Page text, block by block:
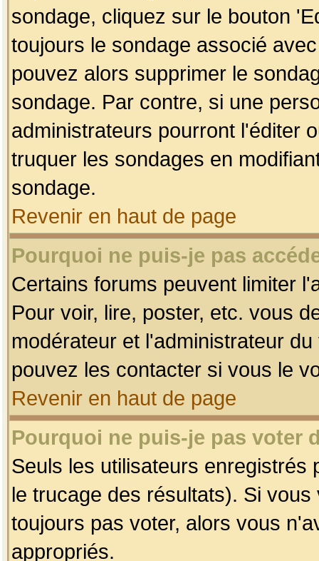
sondage, cliquez sur le bouton
toujours le sondage associé
pouvez alors supprimer le
sondage. Par contre, si une
administrateurs pourront l'éditer
truquer les sondages en
sondage.
Revenir en haut de page
Pourquoi ne puis-je pas
Certains forums peuvent limiter
Pour voir, lire, poster, etc. vous
modérateur et l'administrateur
pouvez les contacter si vous le
Revenir en haut de page
Pourquoi ne puis-je pas voter
Seuls les utilisateurs enregistrés
le trucage des résultats). Si
toujours pas voter, alors vous
appropriés.